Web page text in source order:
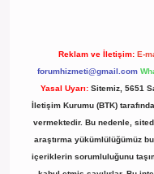
Reklam ve İletişim: E-
forumhizmeti@gmail.com
Yasal Uyarı: Sitemiz, 5651
İletişim Kurumu (BTK)
vermektedir. Bu nedenle,
araştırma yükümlülüğümüz
içeriklerin sorumluluğunu